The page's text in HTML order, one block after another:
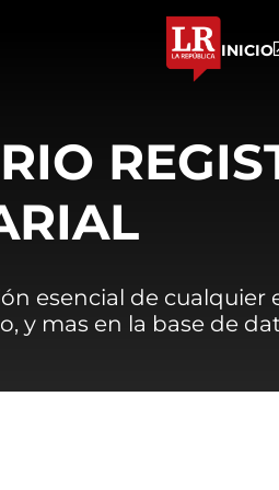
INICIO
esencial de
y mas en la base de